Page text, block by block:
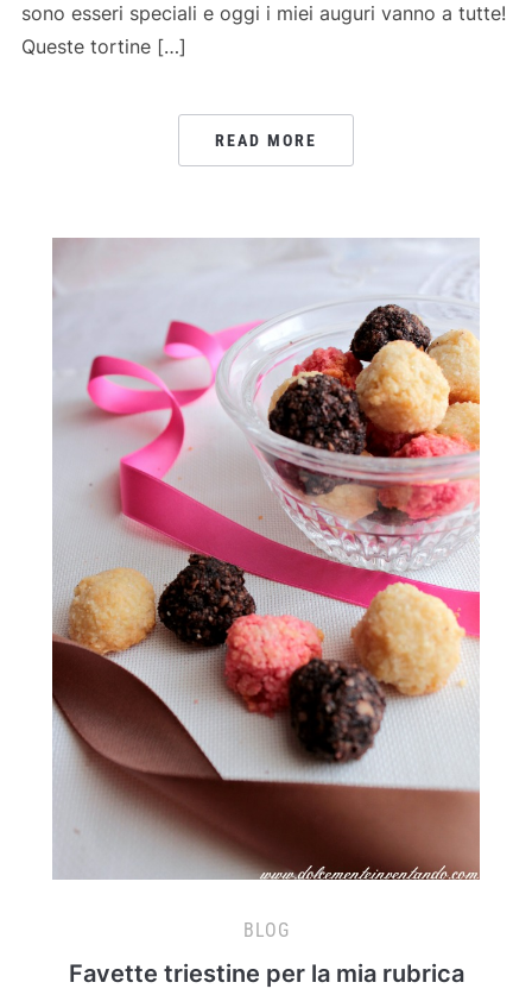
sono esseri speciali e oggi i miei auguri vanno a tutte!
Queste tortine […]
READ MORE
BLOG
Favette triestine per la mia rubrica